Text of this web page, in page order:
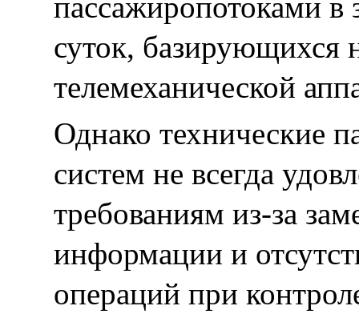
суток, базирующихся
телемеханической
Однако технические
систем не всегда
требованиям из-за
информации и
операций при